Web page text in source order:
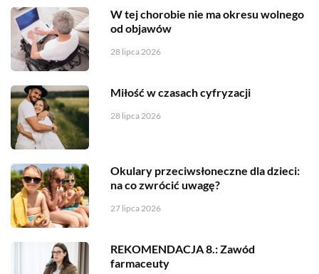
W tej chorobie nie ma okresu wolnego
od objawów
28 lipca 2026
Miłość w czasach cyfryzacji
28 lipca 2026
Okulary przeciwsłoneczne dla dzieci:
na co zwrócić uwagę?
27 lipca 2026
REKOMENDACJA 8.: Zawód
farmaceuty